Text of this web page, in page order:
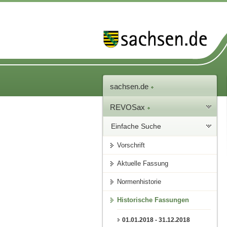
sachsen.de
REVOSax
Einfache Suche
Vorschrift
Aktuelle Fassung
Normenhistorie
Historische Fassungen
01.01.2018 - 31.12.2018